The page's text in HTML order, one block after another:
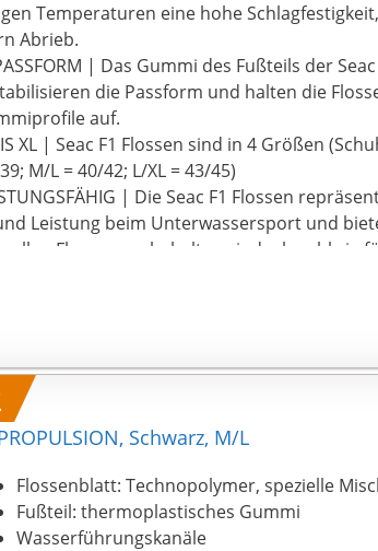
Temperaturen eine hohe
Abrieb.
| Das Gummi des Fußteils der
die Passform und halten die
auf.
XL | Seac F1 Flossen sind in 4 Größen
M/L = 40/42; L/XL = 43/45)
| Die Seac F1 Flossen
Leistung beim Unterwassersport und
Flossen vorbehalten sind, obwohl sie
Schwarz, M/L
Flossenblatt: Technopolymer, spezielle
Fußteil: thermoplastisches Gummi
Wasserführungskanäle